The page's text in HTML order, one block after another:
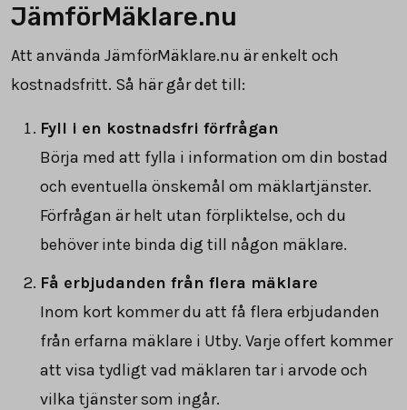
JämförMäklare.nu
Att använda JämförMäklare.nu är enkelt och
kostnadsfritt. Så här går det till:
Fyll i en kostnadsfri förfrågan
Börja med att fylla i information om din bostad
och eventuella önskemål om mäklartjänster.
Förfrågan är helt utan förpliktelse, och du
behöver inte binda dig till någon mäklare.
Få erbjudanden från flera mäklare
Inom kort kommer du att få flera erbjudanden
från erfarna mäklare i Utby. Varje offert kommer
att visa tydligt vad mäklaren tar i arvode och
vilka tjänster som ingår.